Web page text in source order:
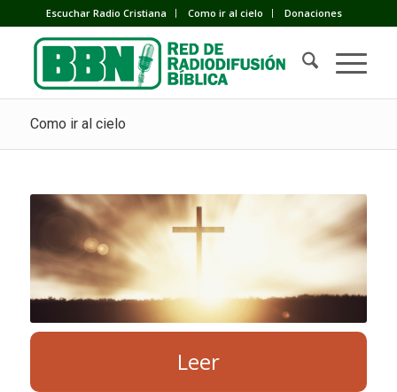
Escuchar Radio Cristiana Como ir al cielo Donaciones
Como ir al cielo
Leer